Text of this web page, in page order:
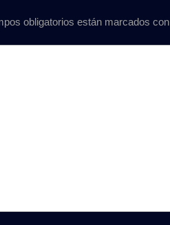
obligatorios están marcados con